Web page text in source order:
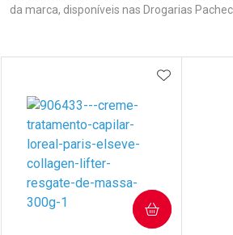
da marca, disponíveis nas Drogarias
COMPRAR